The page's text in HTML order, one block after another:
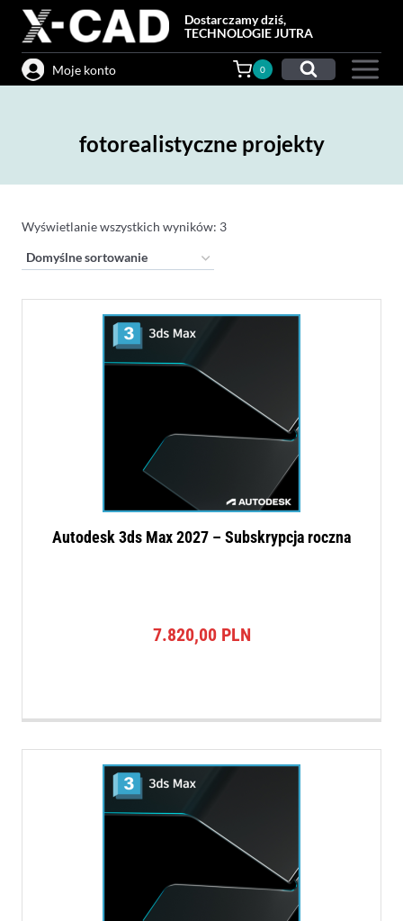
Przejdź
treści
Dostarczamy dziś,
TECHNOLOGIE JUTRA
Moje konto 0
fotorealistyczne projekty
Wyświetlanie wszystkich wyników: 3
Autodesk 3ds Max 2027 – Subskrypcja roczna
7.820,00 PLN